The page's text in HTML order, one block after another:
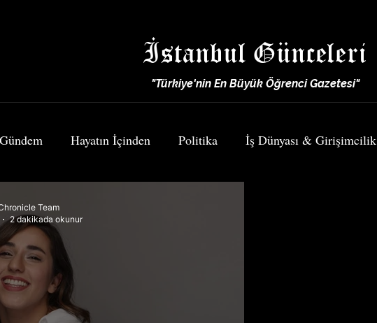
İstanbul Günceleri
"Türkiye'nin En Büyük Öğrenci Gazetesi"
Gündem Hayatın İçinden Politika İş Dünyası & Girişimcilik
Team
2 dakikada okunur